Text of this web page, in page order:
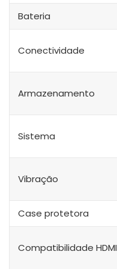
Bateria
Conectividade
Armazenamento
Sistema
Vibração
Case protetora
Compatibilidade HDMI